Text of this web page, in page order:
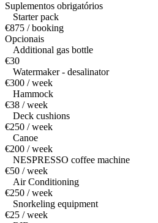
Suplementos obrigatórios
Starter pack
€875 / booking
Opcionais
Additional gas bottle
€30
Watermaker - desalinator
€300 / week
Hammock
€38 / week
Deck cushions
€250 / week
Canoe
€200 / week
NESPRESSO coffee machine
€50 / week
Air Conditioning
€250 / week
Snorkeling equipment
€25 / week